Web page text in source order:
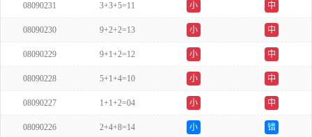
08090231 3+3+5=11 小 中
08090230 9+2+2=13 小 中
08090229 9+1+2=12 小 中
08090228 5+1+4=10 小 中
08090227 1+1+2=04 小 中
08090226 2+4+8=14 小 错